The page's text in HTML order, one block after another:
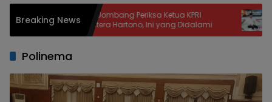
Breaking News
Kejari Jombang Periksa Ketua KPRI
Sejahtera Hartono, Ini yang Didalami
Bupati Fawait
Lebih 100
Penambahan
Polinema